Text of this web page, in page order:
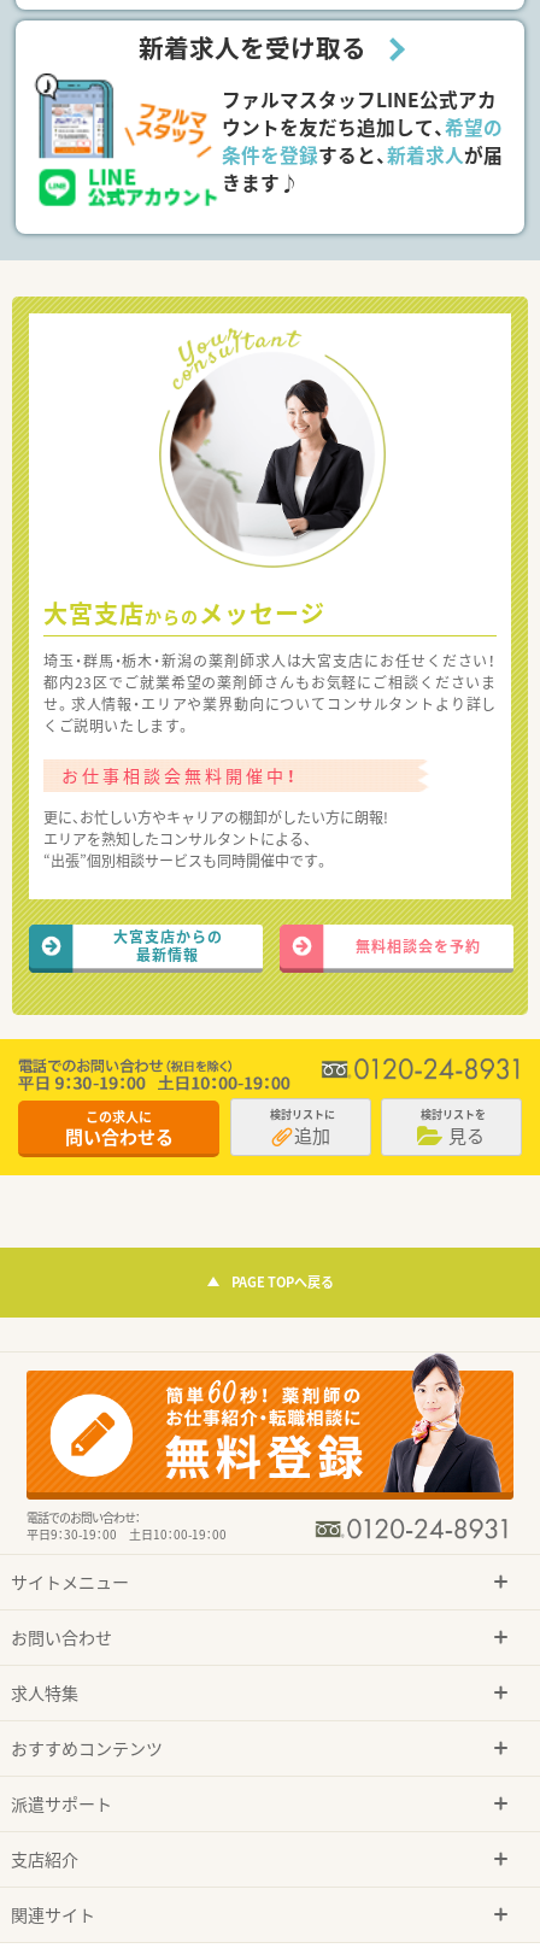
新着求人を受け取る
ファルマスタッフLINE公式アカ
ウントを友だち追加して、希望の
条件を登録すると、新着求人が届
きます♪
大宮支店からの メッセージ
埼玉・群馬・栃木・新潟の薬剤師求人は大宮支店にお任せください！
都内23区でご就業希望の薬剤師さんもお気軽にご相談くださいま
せ。求人情報・エリアや業界動向についてコンサルタントより詳し
くご説明いたします。
お仕事相談会無料開催中！
更に、お忙しい方やキャリアの棚卸がしたい方に朗報!
エリアを熟知したコンサルタントによる、
“出張”個別相談サービスも同時開催中です。
大宮支店からの
最新情報
無料相談会を予約
この求人に
問い合わせる
検討リストに
追加
検討リストを
見る
PAGE TOPへ戻る
電話でのお問い合わせ：
平日9：30-19：00 土日10：00-19：00
サイトメニュー
お問い合わせ
求人特集
おすすめコンテンツ
派遣サポート
支店紹介
関連サイト